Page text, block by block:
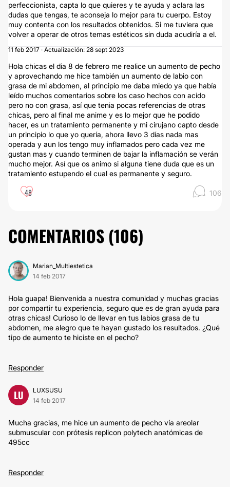
perfeccionista, capta lo que quieres y te ayuda y aclara las
dudas que tengas, te aconseja lo mejor para tu cuerpo. Estoy
muy contenta con los resultados obtenidos. Si me tuviera que
volver a operar de otros temas estéticos sin duda acudiría a el.
11 feb 2017 · Actualización: 28 sept 2023
Hola chicas el dia 8 de febrero me realice un aumento de pecho
y aprovechando me hice también un aumento de labio con
grasa de mi abdomen, al principio me daba miedo ya que había
leído muchos comentarios sobre los caso hechos con acido
pero no con grasa, así que tenia pocas referencias de otras
chicas, pero al final me anime y es lo mejor que he podido
hacer, es un tratamiento permanente y mi cirujano capto desde
un principio lo que yo quería, ahora llevo 3 días nada mas
operada y aun los tengo muy inflamados pero cada vez me
gustan mas y cuando terminen de bajar la inflamación se verán
mucho mejor. Así que os animo si alguna tiene duda que es un
tratamiento estupendo el cual es permanente y seguro.
48 106
COMENTARIOS (106)
Marian_Multiestetica
14 feb 2017
Hola guapa! Bienvenida a nuestra comunidad y muchas gracias
por compartir tu experiencia, seguro que es de gran ayuda para
otras chicas! Curioso lo de llevar en tus labios grasa de tu
abdomen, me alegro que te hayan gustado los resultados. ¿Qué
tipo de aumento te hiciste en el pecho?
Responder
LU
LUXSUSU
14 feb 2017
Mucha gracias, me hice un aumento de pecho vía areolar
submuscular con prótesis replicon polytech anatómicas de
495cc
Responder